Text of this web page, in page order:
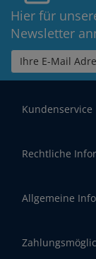
Hier für
Newsletter
Ihre E-Mail
Kundenservice
Rechtliche
Allgemeine